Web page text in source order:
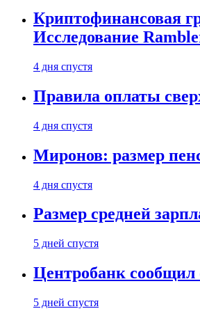
Криптофинансовая
Исследование
4 дня спустя
Правила оплаты
4 дня спустя
Миронов: размер
4 дня спустя
Размер средней
5 дней спустя
Центробанк сообщил
5 дней спустя